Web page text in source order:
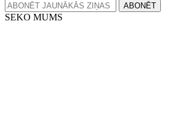
ABONĒT
SEKO MUMS